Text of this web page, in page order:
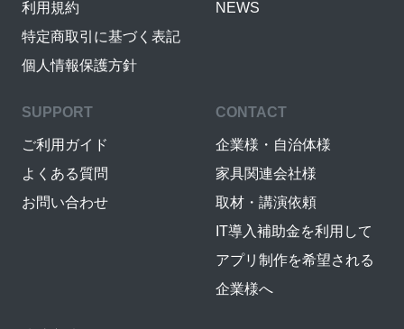
利用規約
特定商取引に基づく表記
個人情報保護方針
NEWS
SUPPORT
ご利用ガイド
よくある質問
お問い合わせ
CONTACT
企業様・自治体様
家具関連会社様
取材・講演依頼
IT導入補助金を利用して
アプリ制作を希望される
企業様へ